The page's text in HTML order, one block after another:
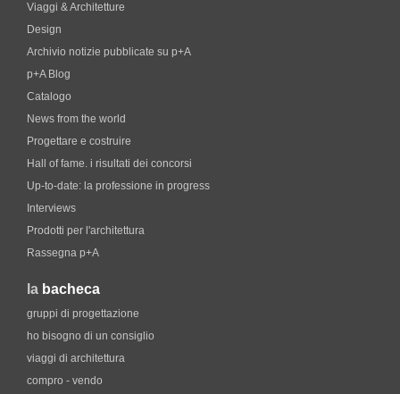
Viaggi & Architetture
Design
Archivio notizie pubblicate su p+A
p+A Blog
Catalogo
News from the world
Progettare e costruire
Hall of fame. i risultati dei concorsi
Up-to-date: la professione in progress
Interviews
Prodotti per l'architettura
Rassegna p+A
la bacheca
gruppi di progettazione
ho bisogno di un consiglio
viaggi di architettura
compro - vendo